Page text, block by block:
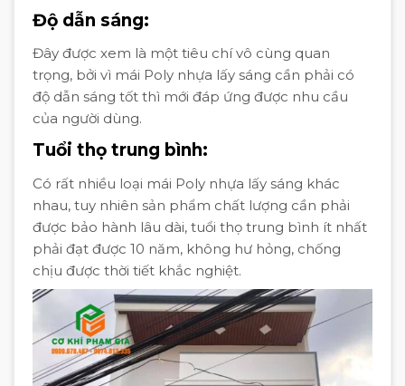
Độ dẫn sáng:
Đây được xem là một tiêu chí vô cùng quan
trọng, bởi vì mái Poly nhựa lấy sáng cần phải có
độ dẫn sáng tốt thì mới đáp ứng được nhu cầu
của người dùng.
Tuổi thọ trung bình:
Có rất nhiều loại mái Poly nhựa lấy sáng khác
nhau, tuy nhiên sản phẩm chất lượng cần phải
được bảo hành lâu dài, tuổi thọ trung bình ít nhất
phải đạt được 10 năm, không hư hỏng, chống
chịu được thời tiết khắc nghiệt.